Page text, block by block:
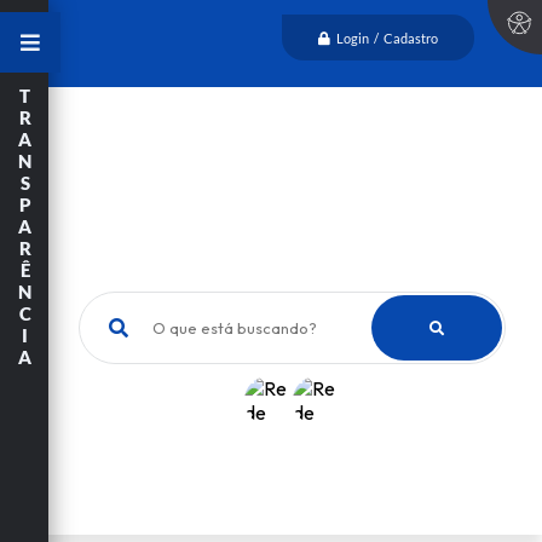
Login / Cadastro
O que está buscando?
T
R
A
N
S
P
A
R
Ê
N
C
I
A